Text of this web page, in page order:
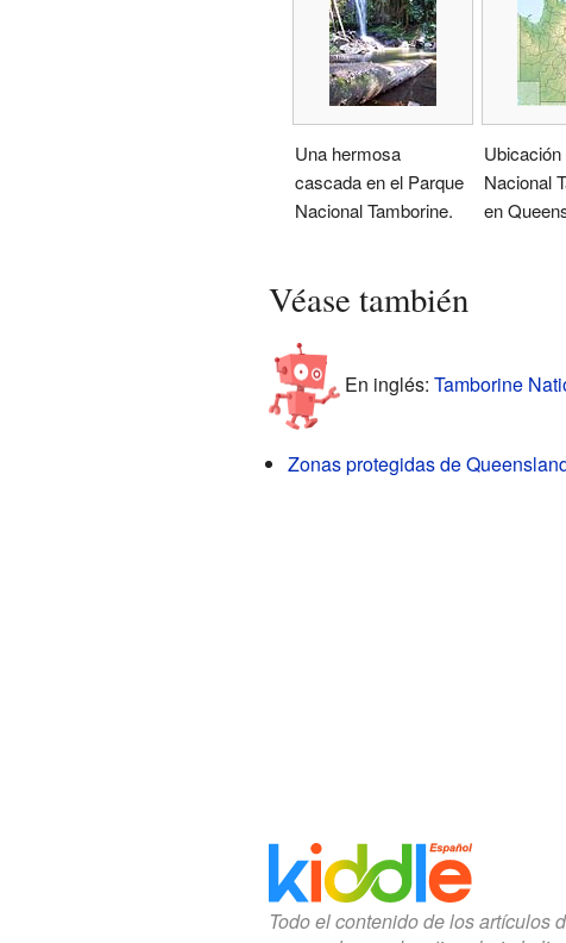
Una hermosa
cascada en el Parque
Nacional Tamborine.
Nacional
en
Véase también
En inglés: Tamborine
Zonas protegidas de
Todo el contenido de los artículos